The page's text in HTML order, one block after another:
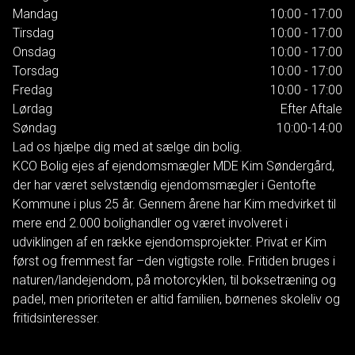
Mandag
10:00 - 17:00
Tirsdag
10:00 - 17:00
Onsdag
10:00 - 17:00
Torsdag
10:00 - 17:00
Fredag
10:00 - 17:00
Lørdag
Efter Aftale
Søndag
10:00-14:00
Lad os hjælpe dig med at sælge din bolig.
KCO Bolig ejes af ejendomsmægler MDE Kim Søndergård,
der har været selvstændig ejendomsmægler i Gentofte
Kommune i plus 25 år. Gennem årene har Kim medvirket til
mere end 2.000 bolighandler og været involveret i
udviklingen af en række ejendomsprojekter. Privat er Kim
først og fremmest far –den vigtigste rolle. Fritiden bruges i
naturen/landejendom, på motorcyklen, til boksetræning og
padel, men prioriteten er altid familien, børnenes skoleliv og
fritidsinteresser.